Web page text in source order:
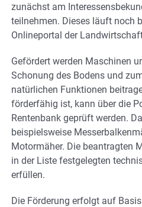
zunächst am
teilnehmen. Dieses läuft noch
Onlineportal der
Gefördert werden Maschinen
Schonung des Bodens und
natürlichen Funktionen
förderfähig ist, kann über die
Rentenbank geprüft werden.
beispielsweise
Motormäher. Die beantragten
in der Liste festgelegten
erfüllen.
Die Förderung erfolgt auf